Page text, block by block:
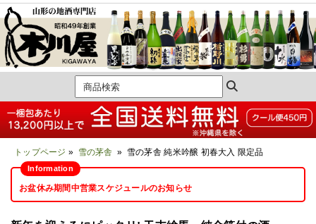
トップページ » 雪の茅舎 » 雪の茅舎 純米吟醸 初春大入 限定品
お盆休み期間中営業スケジュールのお知らせ